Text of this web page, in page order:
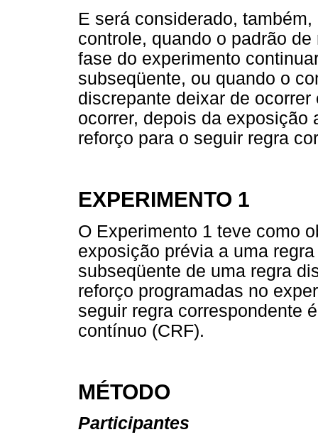
E será considerado,
controle, quando o padrão
fase do experimento
subseqüente, ou quando o
discrepante deixar de
ocorrer, depois da exposição
reforço para o seguir regra
EXPERIMENTO 1
O Experimento 1 teve como
exposição prévia a uma
subseqüente de uma regra
reforço programadas no
seguir regra correspondente
contínuo (CRF).
MÉTODO
Participantes